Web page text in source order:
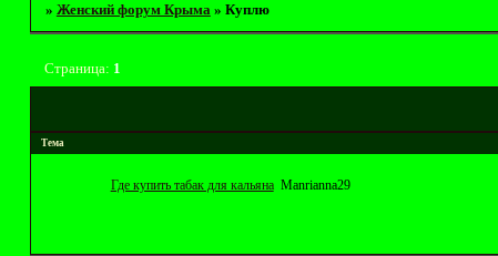
» Женский форум Крыма » Куплю
Страница: 1
Тема
Где купить табак для кальяна Manrianna29